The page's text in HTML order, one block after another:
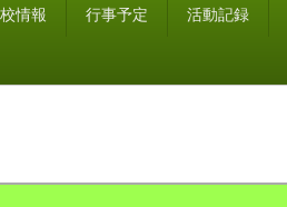
情報 行事予定 活動記録